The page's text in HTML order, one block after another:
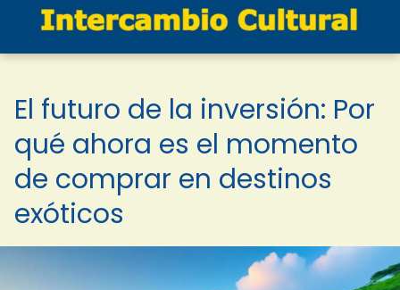
El futuro de la inversión: Por
qué ahora es el momento
de comprar en destinos
exóticos